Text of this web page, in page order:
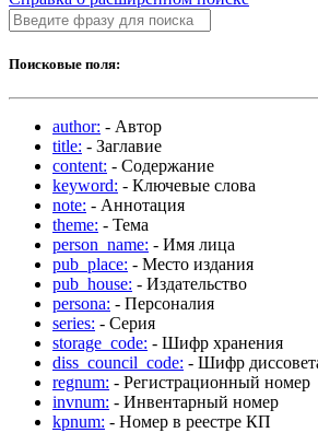
Поисковые поля:
author: - Автор
title: - Заглавие
content: - Содержание
keyword: - Ключевые слова
note: - Аннотация
theme: - Тема
person_name: - Имя лица
pub_place: - Место издания
pub_house: - Издательство
persona: - Персоналия
series: - Серия
storage_code: - Шифр хранения
diss_council_code: - Шифр
regnum: - Регистрационный номер
invnum: - Инвентарный номер
kpnum: - Номер в реестре КП